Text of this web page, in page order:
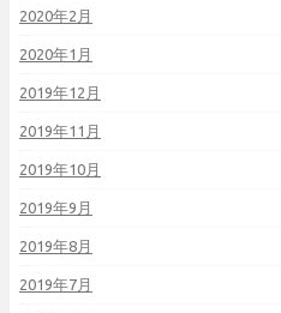
2020年2月
2020年1月
2019年12月
2019年11月
2019年10月
2019年9月
2019年8月
2019年7月